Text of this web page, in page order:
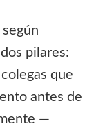
pilares:
que
antes de
—